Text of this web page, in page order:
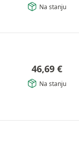
Na stanju
46,69 €
Na stanju